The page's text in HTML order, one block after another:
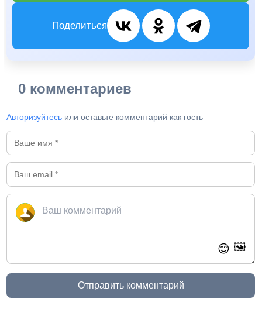
Поделиться
0 комментариев
Авторизуйтесь или оставьте комментарий как гость
😊 🖼️
Отправить комментарий